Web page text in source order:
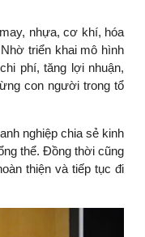
nhựa, cơ khí, hóa
triển khai mô hình
phí, tăng lợi nhuận,
con người trong tổ
nghiệp chia sẻ kinh
thể. Đồng thời cũng
thiện và tiếp tục đi